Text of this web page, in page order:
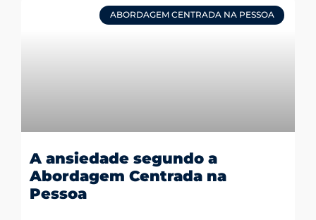
ABORDAGEM CENTRADA NA PESSOA
A ansiedade segundo a
Abordagem Centrada na
Pessoa